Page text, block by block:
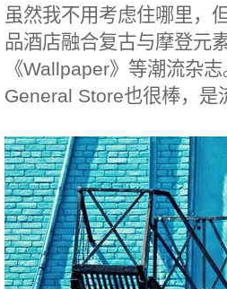
虽然我不用考虑住哪里，
品酒店融合复古与摩登元
《Wallpaper》等潮流杂
General Store也很棒，是